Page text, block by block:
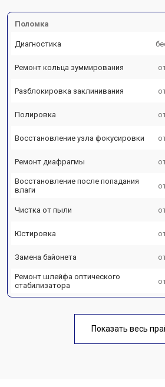
Поломка
Диагностика
Ремонт кольца зуммирования
Разблокировка заклинивания
Полировка
Восстановление узла фокусировки
Ремонт диафрагмы
Восстановление после попадания
влаги
Чистка от пыли
Юстировка
Замена байонета
Ремонт шлейфа оптического
стабилизатора
Показать весь